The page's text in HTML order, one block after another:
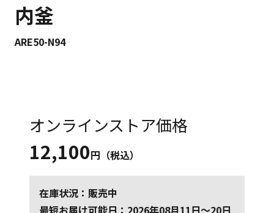
内釜
ARE50-N94
オンラインストア価格
12,100円（税込）
在庫状況：販売中
最短お届け可能日：2026年08月11日～20日